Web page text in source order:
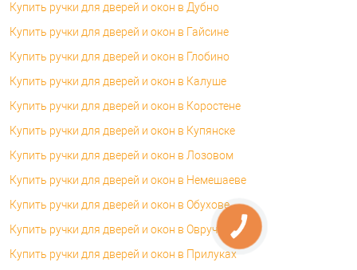
Купить ручки для дверей и окон в Дубно
Купить ручки для дверей и окон в Гайсине
Купить ручки для дверей и окон в Глобино
Купить ручки для дверей и окон в Калуше
Купить ручки для дверей и окон в Коростене
Купить ручки для дверей и окон в Купянске
Купить ручки для дверей и окон в Лозовом
Купить ручки для дверей и окон в Немешаеве
Купить ручки для дверей и окон в Обухове
Купить ручки для дверей и окон в Овруче
Купить ручки для дверей и окон в Прилуках